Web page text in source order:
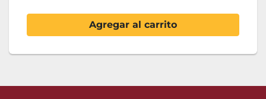
Agregar al carrito